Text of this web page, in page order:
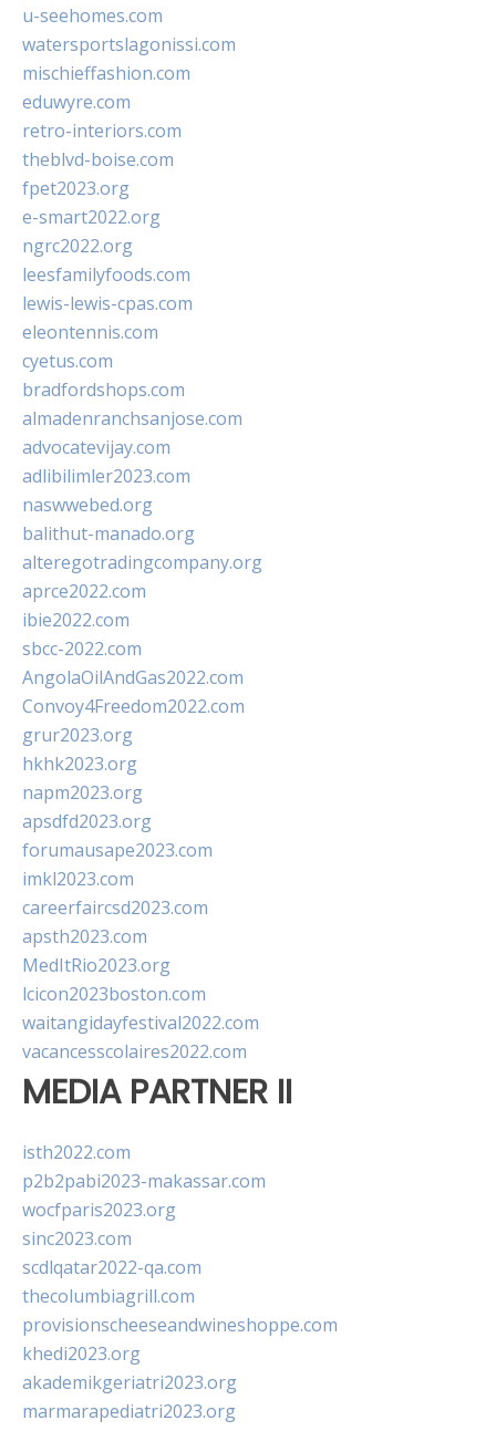
u-seehomes.com
watersportslagonissi.com
mischieffashion.com
eduwyre.com
retro-interiors.com
theblvd-boise.com
fpet2023.org
e-smart2022.org
ngrc2022.org
leesfamilyfoods.com
lewis-lewis-cpas.com
eleontennis.com
cyetus.com
bradfordshops.com
almadenranchsanjose.com
advocatevijay.com
adlibilimler2023.com
naswwebed.org
balithut-manado.org
alteregotradingcompany.org
aprce2022.com
ibie2022.com
sbcc-2022.com
AngolaOilAndGas2022.com
Convoy4Freedom2022.com
grur2023.org
hkhk2023.org
napm2023.org
apsdfd2023.org
forumausape2023.com
imkl2023.com
careerfaircsd2023.com
apsth2023.com
MedItRio2023.org
lcicon2023boston.com
waitangidayfestival2022.com
vacancesscolaires2022.com
MEDIA PARTNER II
isth2022.com
p2b2pabi2023-makassar.com
wocfparis2023.org
sinc2023.com
scdlqatar2022-qa.com
thecolumbiagrill.com
provisionscheeseandwineshoppe.com
khedi2023.org
akademikgeriatri2023.org
marmarapediatri2023.org